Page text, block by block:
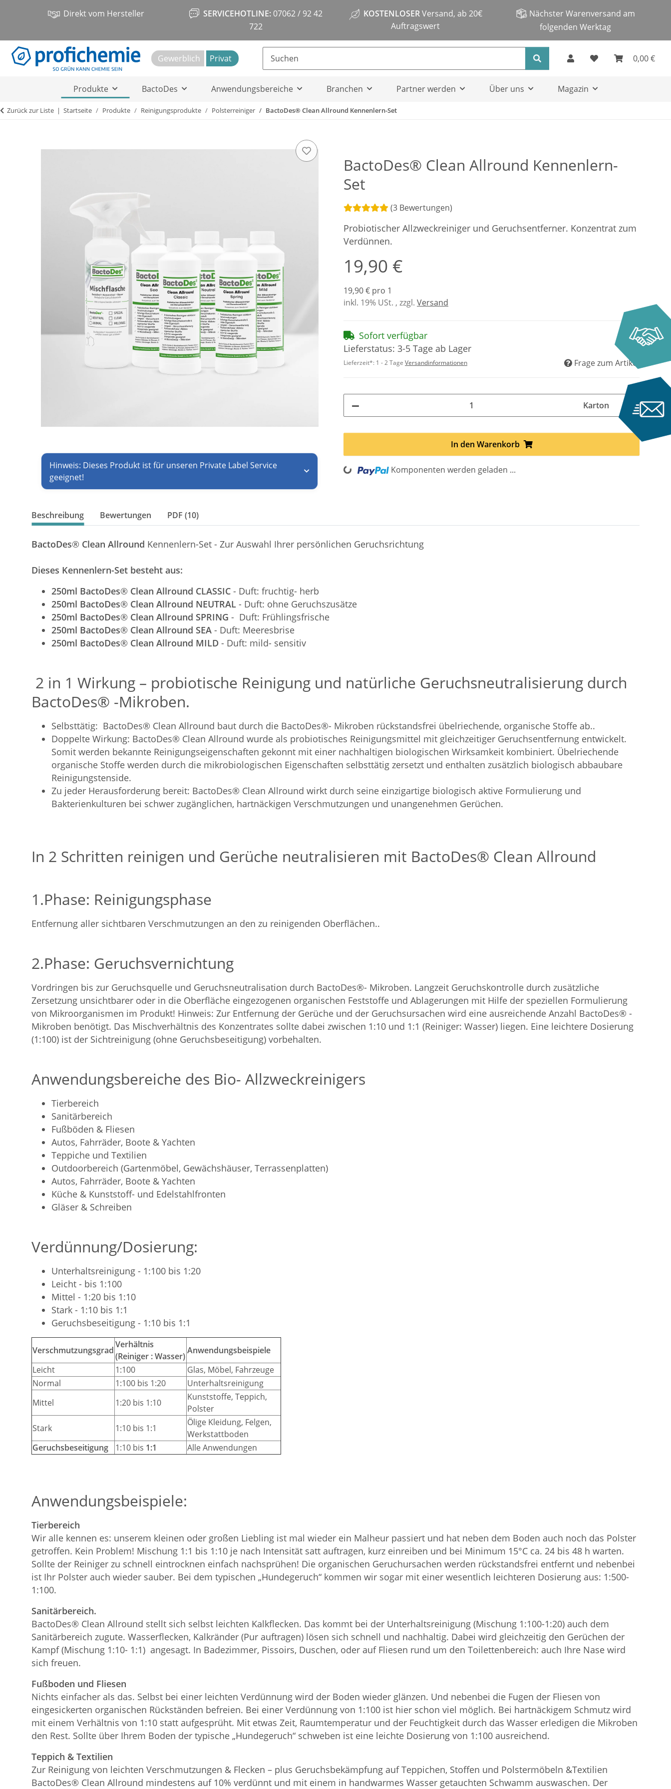
Direkt vom Hersteller SERVICEHOTLINE:07062 / 92 42
722
KOSTENLOSERVersand, ab 20€
Auftragswert
Nächster Warenversand am
folgenden Werktag
Gewerblich Privat 0,00 €
Produkte BactoDes Anwendungsbereiche Branchen Partner werden Über uns Magazin
Zurück zur Liste Startseite Produkte Reinigungsprodukte Polsterreiniger BactoDes® Clean Allround Kennenlern-Set
Hinweis: Dieses Produkt ist für unseren Private Label Service
geeignet!
BactoDes® Clean Allround Kennenlern-
Set
(3 Bewertungen)
Probiotischer Allzweckreiniger und Geruchsentferner. Konzentrat zum
Verdünnen.
19,90 €
19,90 € pro 1
inkl. 19% USt. , zzgl. Versand
Sofort verfügbar
Lieferstatus: 3-5 Tage ab Lager
Lieferzeit*: 1 - 2 Tage Versandinformationen Frage zum Artikel
Karton
In den Warenkorb
Loading... Komponenten werden geladen ...
Beschreibung Bewertungen PDF (10)
BactoDes® Clean Allround Kennenlern-Set - Zur Auswahl Ihrer persönlichen Geruchsrichtung
Dieses Kennenlern-Set besteht aus:
250ml BactoDes® Clean Allround CLASSIC - Duft: fruchtig- herb
250ml BactoDes® Clean Allround NEUTRAL - Duft: ohne Geruchszusätze
250ml BactoDes® Clean Allround SPRING - Duft: Frühlingsfrische
250ml BactoDes® Clean Allround SEA - Duft: Meeresbrise
250ml BactoDes® Clean Allround MILD - Duft: mild- sensitiv
2 in 1 Wirkung – probiotische Reinigung und natürliche Geruchsneutralisierung durch
BactoDes® -Mikroben.
Selbsttätig: BactoDes® Clean Allround baut durch die BactoDes®- Mikroben rückstandsfrei übelriechende, organische Stoffe ab..
Doppelte Wirkung: BactoDes® Clean Allround wurde als probiotisches Reinigungsmittel mit gleichzeitiger Geruchsentfernung entwickelt.
Somit werden bekannte Reinigungseigenschaften gekonnt mit einer nachhaltigen biologischen Wirksamkeit kombiniert. Übelriechende
organische Stoffe werden durch die mikrobiologischen Eigenschaften selbsttätig zersetzt und enthalten zusätzlich biologisch abbaubare
Reinigungstenside.
Zu jeder Herausforderung bereit: BactoDes® Clean Allround wirkt durch seine einzigartige biologisch aktive Formulierung und
Bakterienkulturen bei schwer zugänglichen, hartnäckigen Verschmutzungen und unangenehmen Gerüchen.
In 2 Schritten reinigen und Gerüche neutralisieren mit BactoDes® Clean Allround
1.Phase: Reinigungsphase
Entfernung aller sichtbaren Verschmutzungen an den zu reinigenden Oberflächen..
2.Phase: Geruchsvernichtung
Vordringen bis zur Geruchsquelle und Geruchsneutralisation durch BactoDes®- Mikroben. Langzeit Geruchskontrolle durch zusätzliche
Zersetzung unsichtbarer oder in die Oberfläche eingezogenen organischen Feststoffe und Ablagerungen mit Hilfe der speziellen Formulierung
von Mikroorganismen im Produkt! Hinweis: Zur Entfernung der Gerüche und der Geruchsursachen wird eine ausreichende Anzahl BactoDes® -
Mikroben benötigt. Das Mischverhältnis des Konzentrates sollte dabei zwischen 1:10 und 1:1 (Reiniger: Wasser) liegen. Eine leichtere Dosierung
(1:100) ist der Sichtreinigung (ohne Geruchsbeseitigung) vorbehalten.
Anwendungsbereiche des Bio- Allzweckreinigers
Tierbereich
Sanitärbereich
Fußböden & Fliesen
Autos, Fahrräder, Boote & Yachten
Teppiche und Textilien
Outdoorbereich (Gartenmöbel, Gewächshäuser, Terrassenplatten)
Autos, Fahrräder, Boote & Yachten
Küche & Kunststoff- und Edelstahlfronten
Gläser & Schreiben
Verdünnung/Dosierung:
Unterhaltsreinigung - 1:100 bis 1:20
Leicht - bis 1:100
Mittel - 1:20 bis 1:10
Stark - 1:10 bis 1:1
Geruchsbeseitigung - 1:10 bis 1:1
Verschmutzungsgrad
Verhältnis
(Reiniger : Wasser)
Anwendungsbeispiele
Leicht
1:100
Glas, Möbel, Fahrzeuge
Normal
1:100 bis 1:20
Unterhaltsreinigung
Mittel
1:20 bis 1:10
Kunststoffe, Teppich,
Polster
Stark
1:10 bis 1:1
Ölige Kleidung, Felgen,
Werkstattboden
Geruchsbeseitigung
1:10 bis 1:1 Alle Anwendungen
Anwendungsbeispiele:
Tierbereich
Wir alle kennen es: unserem kleinen oder großen Liebling ist mal wieder ein Malheur passiert und hat neben dem Boden auch noch das Polster
getroffen. Kein Problem! Mischung 1:1 bis 1:10 je nach Intensität satt auftragen, kurz einreiben und bei Minimum 15°C ca. 24 bis 48 h warten.
Sollte der Reiniger zu schnell eintrocknen einfach nachsprühen! Die organischen Geruchursachen werden rückstandsfrei entfernt und nebenbei
ist Ihr Polster auch wieder sauber. Bei dem typischen „Hundegeruch“ kommen wir sogar mit einer wesentlich leichteren Dosierung aus: 1:500-
1:100.
Sanitärbereich.
BactoDes® Clean Allround stellt sich selbst leichten Kalkflecken. Das kommt bei der Unterhaltsreinigung (Mischung 1:100-1:20) auch dem
Sanitärbereich zugute. Wasserflecken, Kalkränder (Pur auftragen) lösen sich schnell und nachhaltig. Dabei wird gleichzeitig den Gerüchen der
Kampf (Mischung 1:10- 1:1) angesagt. In Badezimmer, Pissoirs, Duschen, oder auf Fliesen rund um den Toilettenbereich: auch Ihre Nase wird
sich freuen.
Fußboden und Fliesen
Nichts einfacher als das. Selbst bei einer leichten Verdünnung wird der Boden wieder glänzen. Und nebenbei die Fugen der Fliesen von
eingesickerten organischen Rückständen befreien. Bei einer Verdünnung von 1:100 ist hier schon viel möglich. Bei hartnäckigem Schmutz wird
mit einem Verhältnis von 1:10 statt aufgesprüht. Mit etwas Zeit, Raumtemperatur und der Feuchtigkeit durch das Wasser erledigen die Mikroben
den Rest. Sollte über Ihrem Boden der typische „Hundegeruch“ schweben ist eine leichte Dosierung von 1:100 ausreichend.
Teppich & Textilien
Zur Reinigung von leichten Verschmutzungen & Flecken – plus Geruchsbekämpfung auf Teppichen, Stoffen und Polstermöbeln &Textilien
BactoDes® Clean Allround mindestens auf 10% verdünnt und mit einem in handwarmes Wasser getauchten Schwamm auswaschen. Der